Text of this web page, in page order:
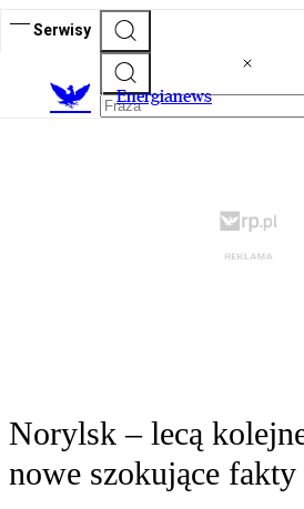
Serwisy
Energianews
Norylsk – lecą
nowe szokujące fakty